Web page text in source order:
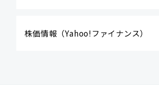
株価情報 （Yahoo!ファイナンス）